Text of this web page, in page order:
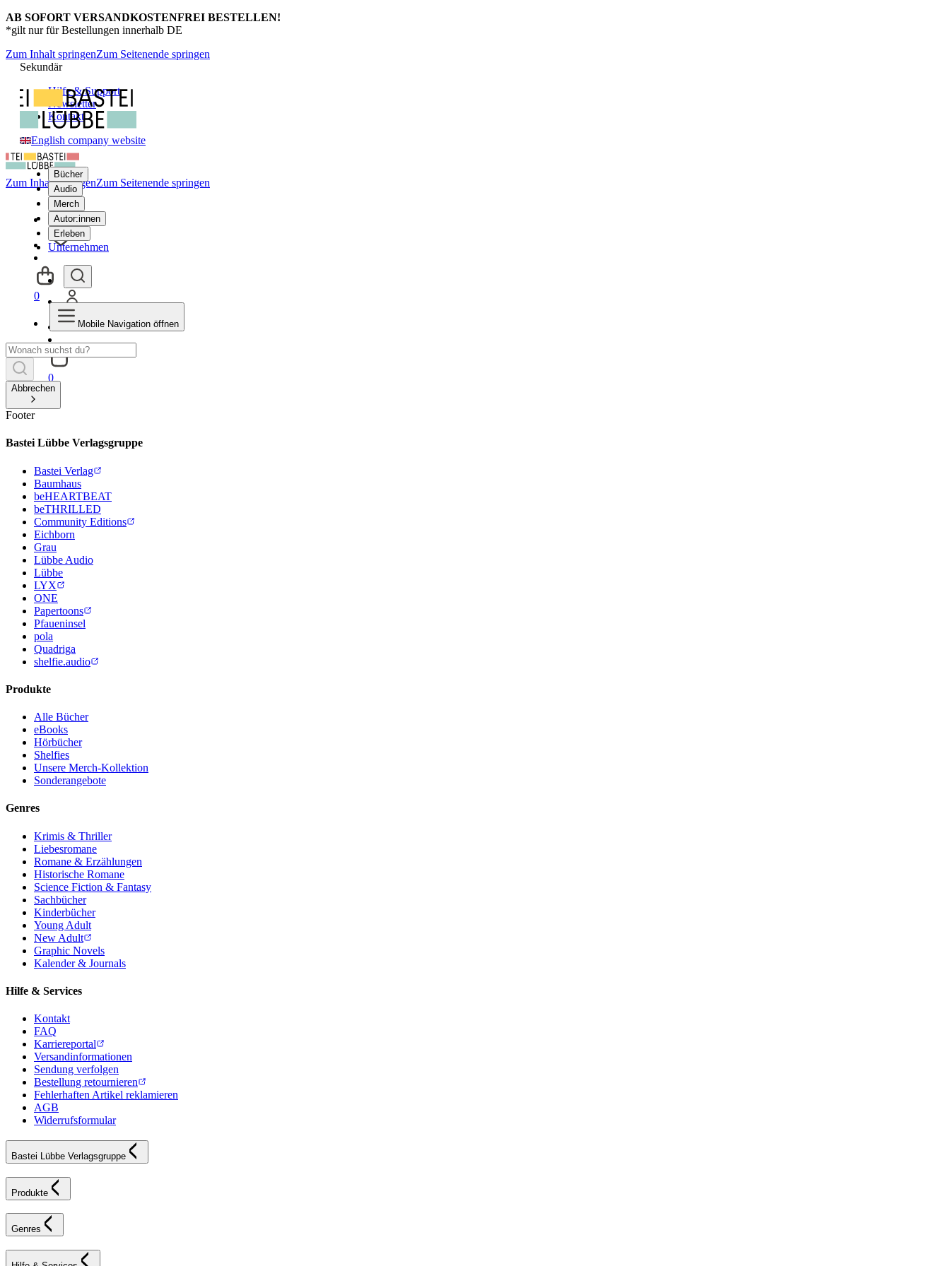
AB SOFORT VERSANDKOSTENFREI BESTELLEN!
*gilt nur für Bestellungen innerhalb DE
Zum Inhalt springenZum Seitenende springen
Sekundär
Hilfe & Support
Newsletter
Kontakt
English company website
Bücher
Audio
Merch
Autor:innen
Erleben
Unternehmen
0
Zum Inhalt springenZum Seitenende springen
0
Mobile Navigation öffnen
Abbrechen
Footer
Bastei Lübbe Verlagsgruppe
Bastei Verlag
Baumhaus
beHEARTBEAT
beTHRILLED
Community Editions
Eichborn
Grau
Lübbe Audio
Lübbe
LYX
ONE
Papertoons
Pfaueninsel
pola
Quadriga
shelfie.audio
Produkte
Alle Bücher
eBooks
Hörbücher
Shelfies
Unsere Merch-Kollektion
Sonderangebote
Genres
Krimis & Thriller
Liebesromane
Romane & Erzählungen
Historische Romane
Science Fiction & Fantasy
Sachbücher
Kinderbücher
Young Adult
New Adult
Graphic Novels
Kalender & Journals
Hilfe & Services
Kontakt
FAQ
Karriereportal
Versandinformationen
Sendung verfolgen
Bestellung retournieren
Fehlerhaften Artikel reklamieren
AGB
Widerrufsformular
Bastei Lübbe Verlagsgruppe
Produkte
Genres